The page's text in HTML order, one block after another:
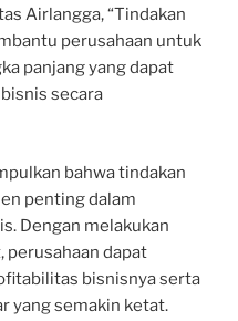
Airlangga, “Tindakan
perusahaan untuk
panjang yang dapat
secara
bahwa tindakan
penting dalam
Dengan melakukan
perusahaan dapat
bisnisnya serta
yang semakin ketat.